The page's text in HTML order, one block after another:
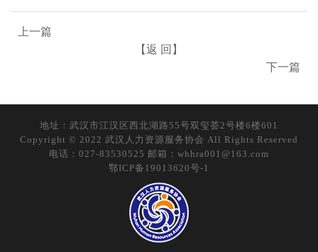
上一篇
【返 回】
下一篇
地址：武汉市江汉区西北湖路55号双玺荟2号楼6楼601
Copyright © 2022 武汉人力资源服务协会 All Rights Reserved
电话：027-83530525 邮箱：whhra001@163.com
鄂ICP备19013620号-1